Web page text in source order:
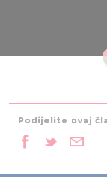
Podijelite ovaj